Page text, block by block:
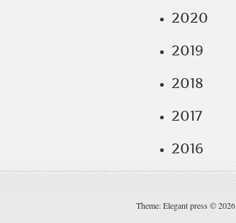
2020
2019
2018
2017
2016
Theme: Elegant press © 2026